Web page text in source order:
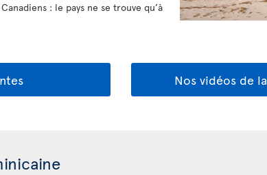
: le pays ne se trouve qu’à
Nos vidéos de